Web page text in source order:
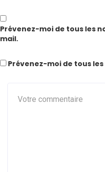
Prévenez-moi de tous les
mail.
Prévenez-moi de tous